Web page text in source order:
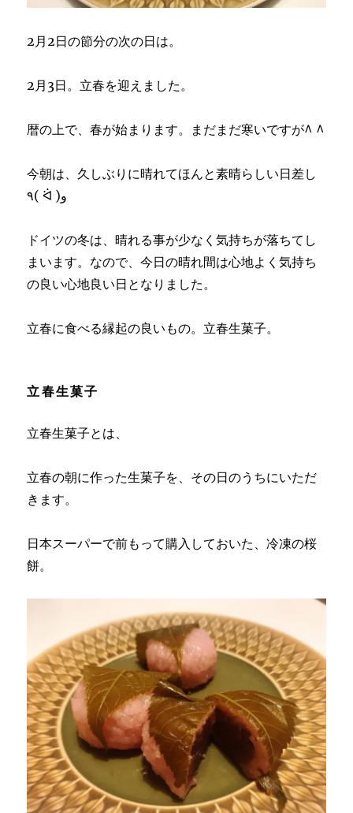
2月2日の節分の次の日は。
2月3日。立春を迎えました。
暦の上で、春が始まります。まだまだ寒いですが^ ^
今朝は、久しぶりに晴れてほんと素晴らしい日差し
٩( ᐛ )و
ドイツの冬は、晴れる事が少なく気持ちが落ちてし
まいます。なので、今日の晴れ間は心地よく気持ち
の良い心地良い日となりました。
立春に食べる縁起の良いもの。立春生菓子。
立春生菓子
立春生菓子とは、
立春の朝に作った生菓子を、その日のうちにいただ
きます。
日本スーパーで前もって購入しておいた、冷凍の桜
餅。